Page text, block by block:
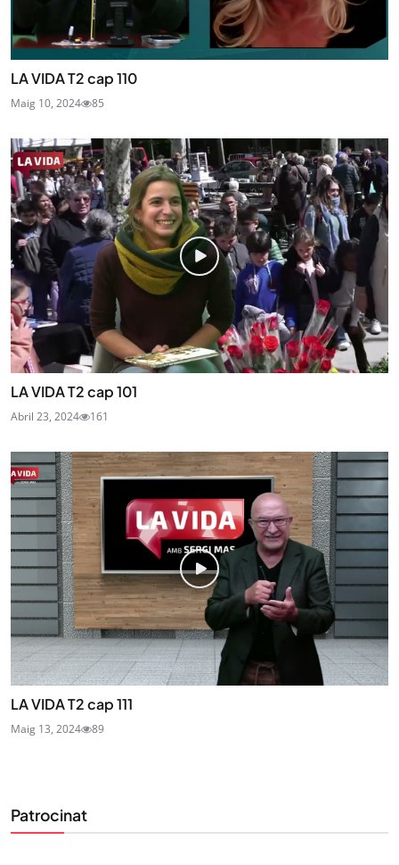
LA VIDA T2 cap 110
Maig 10, 2024 85
LA VIDA T2 cap 101
Abril 23, 2024 161
LA VIDA T2 cap 111
Maig 13, 2024 89
Patrocinat